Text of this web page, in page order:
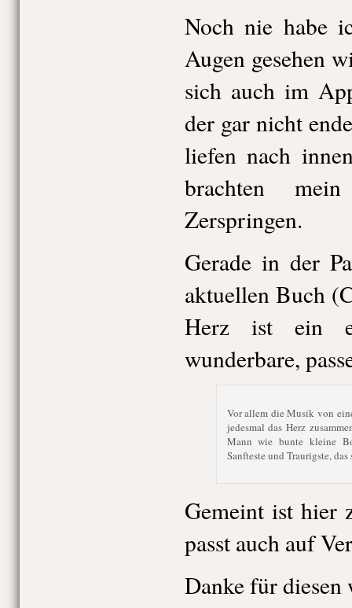
Noch nie habe
Augen gesehen
sich auch im
der gar nicht
liefen nach
brachten
Zerspringen.
Gerade in der
aktuellen Buch
Herz ist ein
wunderbare,
Vor allem die Musik von
jedesmal das Herz
Mann wie bunte kleine
Sanfteste und Traurigste,
Gemeint ist hier
passt auch auf
Danke für diesen